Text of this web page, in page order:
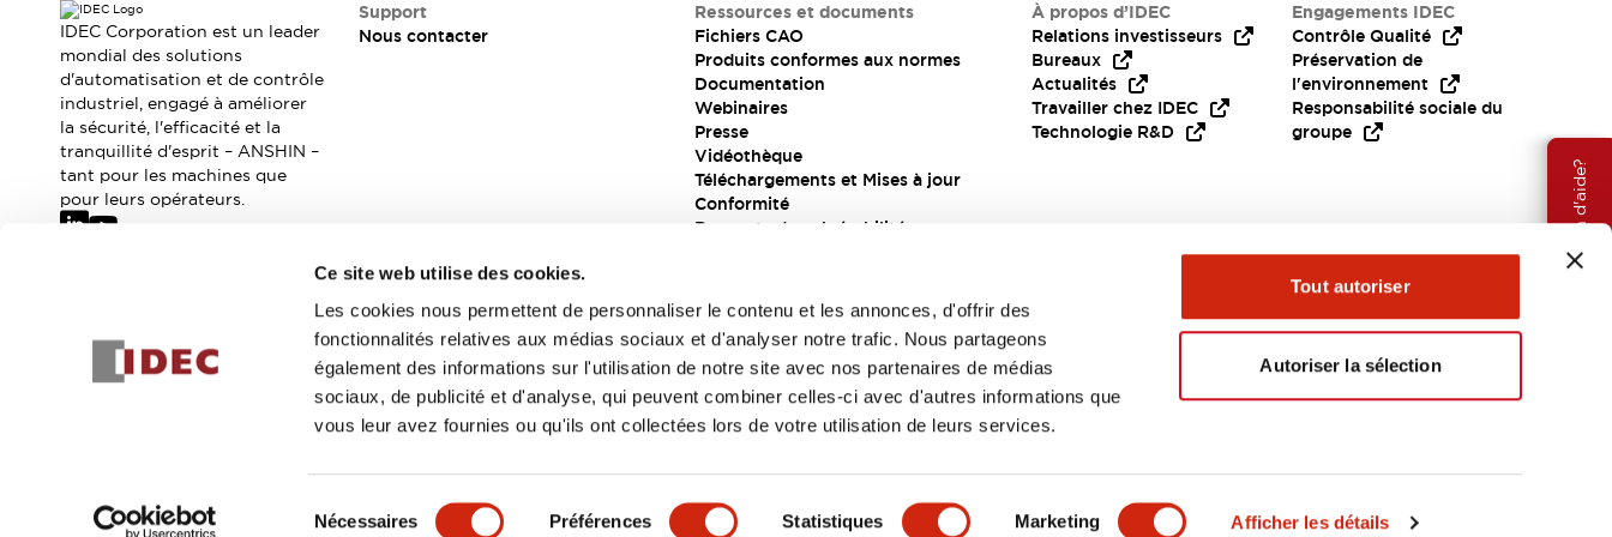
Ce site web utilise des cookies.
Les cookies nous permettent de personnaliser le contenu et les annonces, d'offrir des
fonctionnalités relatives aux médias sociaux et d'analyser notre trafic. Nous partageons
également des informations sur l'utilisation de notre site avec nos partenaires de médias
sociaux, de publicité et d'analyse, qui peuvent combiner celles-ci avec d'autres informations que
vous leur avez fournies ou qu'ils ont collectées lors de votre utilisation de leurs services.
Nécessaires Préférences Statistiques Marketing Afficher les détails
Tout autoriser
Autoriser la sélection
Où acheter
Distributeurs en ligne
Besoin d'aide?
DÉTAILS DU PRODUIT CARACTÉRISTIQUES CLÉS SPÉCIFICATIONS DOCUMENTS ET FICHIERS
IDEC Corporation est un leader
mondial des solutions
d'automatisation et de contrôle
industriel, engagé à améliorer
la sécurité, l'efficacité et la
tranquillité d'esprit – ANSHIN –
tant pour les machines que
pour leurs opérateurs.
Support
Nous contacter
Ressources et documents
Fichiers CAO
Produits conformes aux normes
Documentation
Webinaires
Presse
Vidéothèque
Téléchargements et Mises à jour
Conformité
Rapports de vulnérabilité
À propos d’IDEC
Relations investisseurs
Bureaux
Actualités
Travailler chez IDEC
Technologie R&D
Engagements IDEC
Contrôle Qualité
Préservation de
l'environnement
Responsabilité sociale du
groupe
Inscrivez-vous
Politique de confidentialitéConditions générales EMEA